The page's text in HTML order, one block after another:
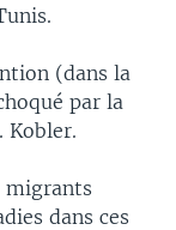
(dans la
par la
Kobler.
migrants
dans ces